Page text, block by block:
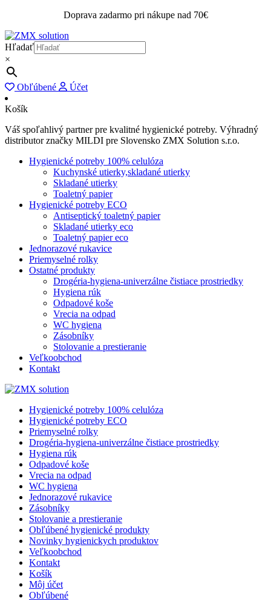
Doprava zadarmo pri nákupe nad 70€
Hľadať
×
Obľúbené Účet
Košík
Váš spoľahlivý partner pre kvalitné hygienické potreby. Výhradný
distributor značky MILDI pre Slovensko ZMX Solution s.r.o.
Hygienické potreby 100% celulóza
Kuchynské utierky,skladané utierky
Skladané utierky
Toaletný papier
Hygienické potreby ECO
Antiseptický toaletný papier
Skladané utierky eco
Toaletný papier eco
Jednorazové rukavice
Priemyselné rolky
Ostatné produkty
Drogéria-hygiena-univerzálne čistiace prostriedky
Hygiena rúk
Odpadové koše
Vrecia na odpad
WC hygiena
Zásobníky
Stolovanie a prestieranie
Veľkoobchod
Kontakt
Hygienické potreby 100% celulóza
Hygienické potreby ECO
Priemyselné rolky
Drogéria-hygiena-univerzálne čistiace prostriedky
Hygiena rúk
Odpadové koše
Vrecia na odpad
WC hygiena
Jednorazové rukavice
Zásobníky
Stolovanie a prestieranie
Obľúbené hygienické produkty
Novinky hygienickych produktov
Veľkoobchod
Kontakt
Košík
Môj účet
Obľúbené